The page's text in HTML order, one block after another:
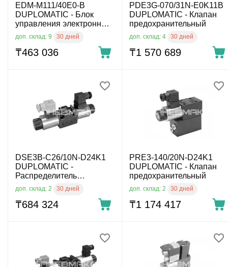
EDM-M111/40E0-B
DUPLOMATIC - Блок
управления электронный
для пропорционнальных
распределителей
доп. склад: 9 30 дней
₸463 036
PDE3G-070/31N-E0K11B
DUPLOMATIC - Клапан
предохранительный
доп. склад: 4 30 дней
₸1 570 689
DSE3B-C26/10N-D24K1
DUPLOMATIC -
Распределитель
гидравлический прямого
действия с электр. проп.
упр. CETOP 03
доп. склад: 2 30 дней
₸684 324
PRE3-140/20N-D24K1
DUPLOMATIC - Клапан
предохранительный
доп. склад: 2 30 дней
₸1 174 417